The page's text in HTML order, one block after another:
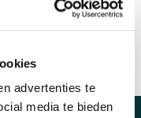
advertenties te
media te bieden
INRUILEN HORLOGE